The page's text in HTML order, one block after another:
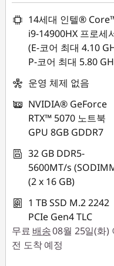
14세대 인텔®
i9-14900HX 프로세
(E-코어 최대 4.10
P-코어 최대 5.80
운영 체제 없음
NVIDIA® GeForce
RTX™ 5070 노트북
GPU 8GB GDDR7
32 GB DDR5-
5600MT/s
(2 x 16 GB)
1 TB SSD M.2 2242
PCIe Gen4 TLC
무료 배송08월 25일(화)
전 도착 예정